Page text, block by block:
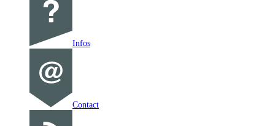
Infos
Contact